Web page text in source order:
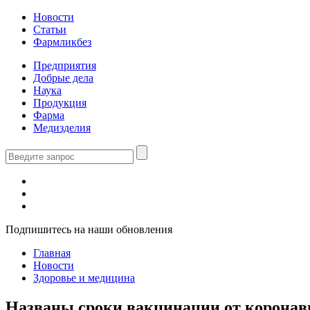
Новости
Статьи
Фармликбез
Предприятия
Добрые дела
Наука
Продукция
Фарма
Медизделия
Подпишитесь на наши обновления
Главная
Новости
Здоровье и медицина